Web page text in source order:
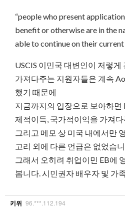
“people who present
benefit or otherwise are in the
able to continue on their current
USCIS 이민국 대변인이 저렇
가져다주는 지원자들은 계속
했기 때문에
지금까지의 입장으로 보아하면
제적이득, 국가적이익을 가져
그리고 메모 상 미국 내에서만
고리 외에 다른 언급은 없었습
그래서 오히려 취업이민 EB에
봅니다. 시민권자 배우자 및 가
키위 96.***.112.194